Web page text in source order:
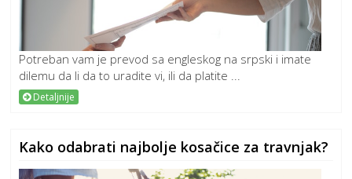
Potreban vam je prevod sa engleskog na srpski i imate
dilemu da li da to uradite vi, ili da platite ...
Detaljnije
Kako odabrati najbolje kosačice za travnjak?